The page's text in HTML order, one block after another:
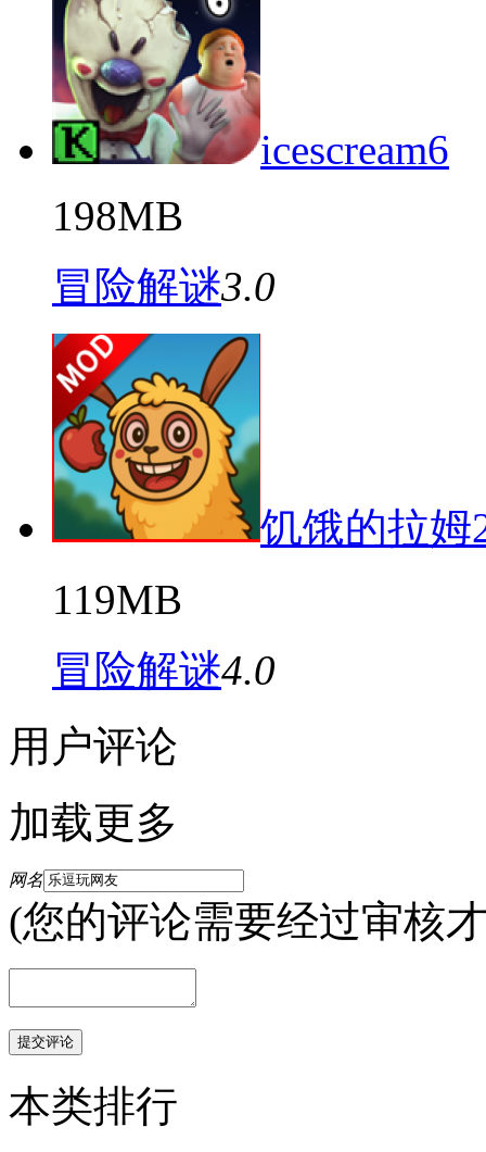
icescream6
198MB
冒险解谜3.0
饥饿的拉姆
119MB
冒险解谜4.0
用户评论
加载更多
网名
(您的评论需要经过审核
本类排行